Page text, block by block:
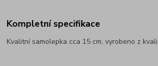
Kompletní specifikace
Kvalitní samolepka cca 15 cm, vyrobeno z